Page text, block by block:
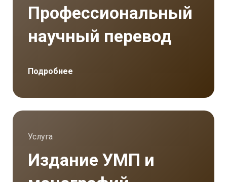
Профессиональный
научный перевод
Подробнее
Услуга
Издание УМП и